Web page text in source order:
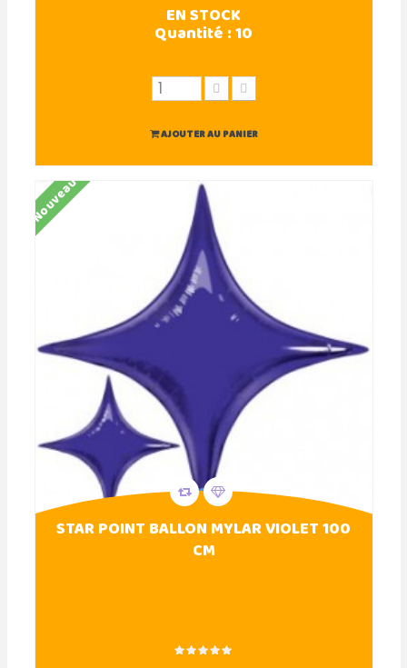
EN STOCK
Quantité :10
AJOUTER AU PANIER
Nouveau
STAR POINT BALLON MYLAR VIOLET 100
CM